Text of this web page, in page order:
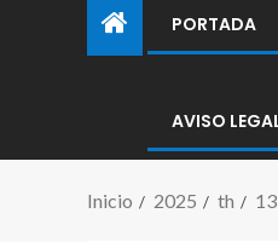
PORTADA
AVISO
Inicio 2025 th 13